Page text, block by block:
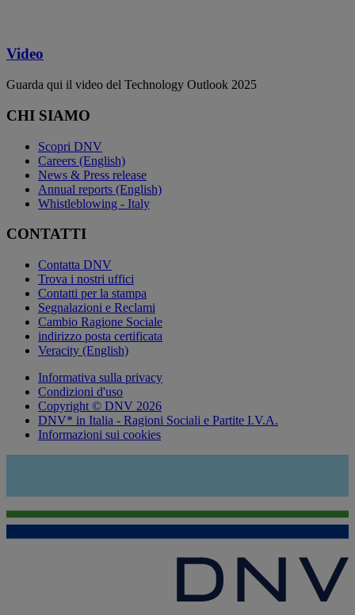
Video
Guarda qui il video del Technology Outlook 2025
CHI SIAMO
Scopri DNV
Careers (English)
News & Press release
Annual reports (English)
Whistleblowing - Italy
CONTATTI
Contatta DNV
Trova i nostri uffici
Contatti per la stampa
Segnalazioni e Reclami
Cambio Ragione Sociale
indirizzo posta certificata
Veracity (English)
Informativa sulla privacy
Condizioni d'uso
Copyright © DNV 2026
DNV* in Italia - Ragioni Sociali e Partite I.V.A.
Informazioni sui cookies